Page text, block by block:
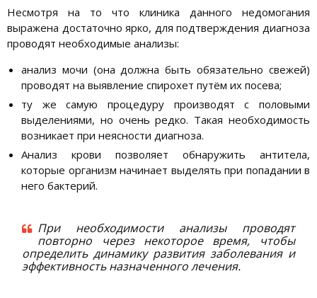
Несмотря на то что клиника данного недомогания
выражена достаточно ярко, для подтверждения диагноза
проводят необходимые анализы:
анализ мочи (она должна быть обязательно свежей)
проводят на выявление спирохет путём их посева;
ту же самую процедуру производят с половыми
выделениями, но очень редко. Такая необходимость
возникает при неясности диагноза.
Анализ крови позволяет обнаружить антитела,
которые организм начинает выделять при попадании в
него бактерий.
При необходимости анализы проводят
повторно через некоторое время, чтобы
определить динамику развития заболевания и
эффективность назначенного лечения.